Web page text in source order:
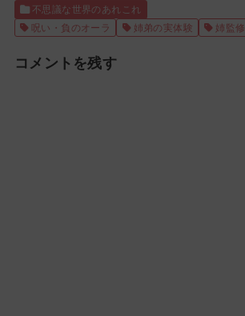
不思議な世界のあれこれ
呪い・負のオーラ
姉弟の実体験 姉監修
コメントを残す